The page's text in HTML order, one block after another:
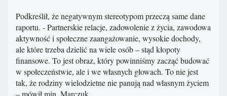
Podkreślił, że negatywnym stereotypom przeczą same dane
raportu. - Partnerskie relacje, zadowolenie z życia, zawodowa
aktywność i społeczne zaangażowanie, wysokie dochody,
ale które trzeba dzielić na wiele osób – stąd kłopoty
finansowe. To jest obraz, który powinniśmy zacząć budować
w społeczeństwie, ale i we własnych głowach. To nie jest
tak, że rodziny wielodzietne nie panują nad własnym życiem
– mówił min. Marczuk.